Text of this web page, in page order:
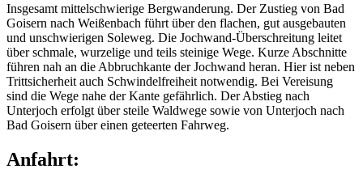
Insgesamt mittelschwierige Bergwanderung. Der Zustieg von Bad
Goisern nach Weißenbach führt über den flachen, gut ausgebauten
und unschwierigen Soleweg. Die Jochwand-Überschreitung leitet
über schmale, wurzelige und teils steinige Wege. Kurze Abschnitte
führen nah an die Abbruchkante der Jochwand heran. Hier ist neben
Trittsicherheit auch Schwindelfreiheit notwendig. Bei Vereisung
sind die Wege nahe der Kante gefährlich. Der Abstieg nach
Unterjoch erfolgt über steile Waldwege sowie von Unterjoch nach
Bad Goisern über einen geteerten Fahrweg.
Anfahrt: